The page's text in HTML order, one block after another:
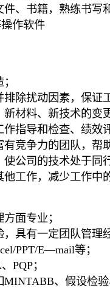
、书籍，熟练书写
作软件
除扰动因素，保证
材料、新技术的变
指导和检查、绩效
竞争力的团队，帮
公司的技术处于同
工作，减少工作中
面专业；
具有一定团队管理
PPT/E—mail等；
PQP；
、假设检